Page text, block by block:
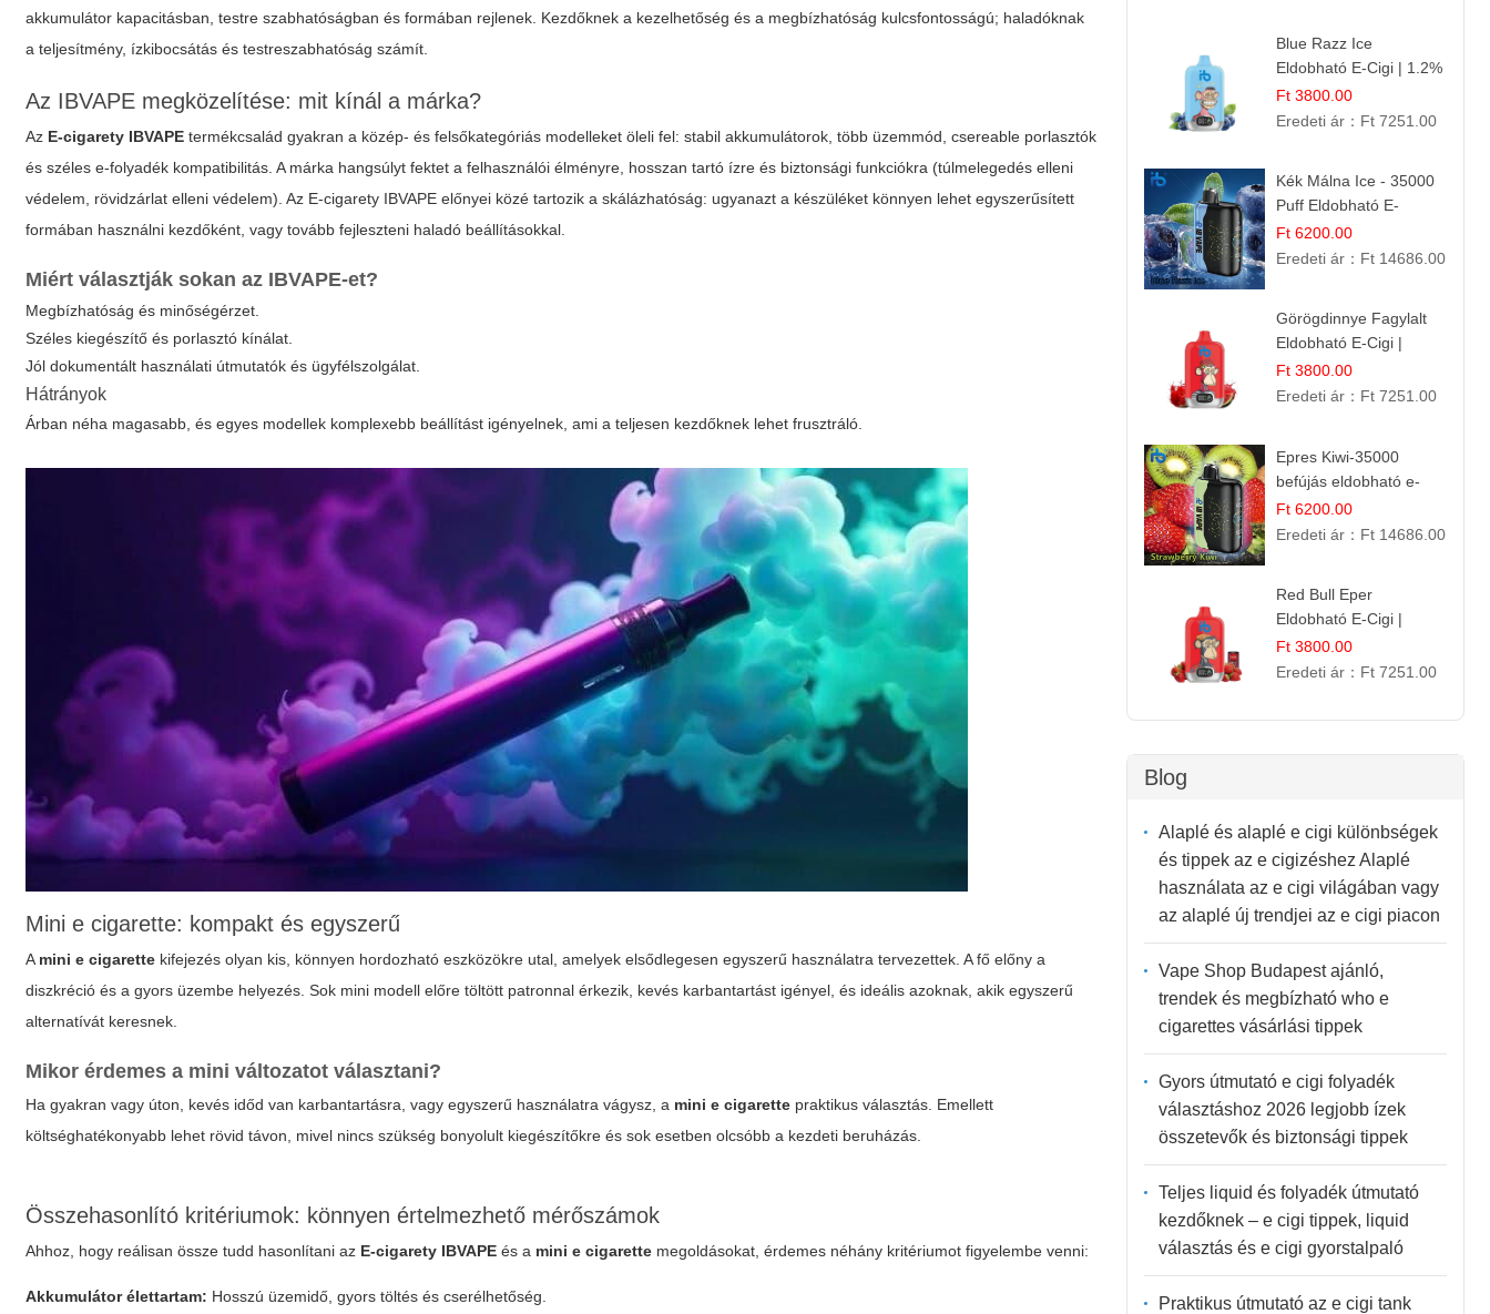
akkumulátor kapacitásban, testre szabhatóságban és formában rejlenek. Kezdőknek a kezelhetőség és a megbízhatóság kulcsfontosságú; haladóknak
a teljesítmény, ízkibocsátás és testreszabhatóság számít.
Az IBVAPE megközelítése: mit kínál a márka?
Az E-cigarety IBVAPE termékcsalád gyakran a közép- és felsőkategóriás modelleket öleli fel: stabil akkumulátorok, több üzemmód, csereable porlasztók
és széles e-folyadék kompatibilitás. A márka hangsúlyt fektet a felhasználói élményre, hosszan tartó ízre és biztonsági funkciókra (túlmelegedés elleni
védelem, rövidzárlat elleni védelem). Az E-cigarety IBVAPE előnyei közé tartozik a skálázhatóság: ugyanazt a készüléket könnyen lehet egyszerűsített
formában használni kezdőként, vagy tovább fejleszteni haladó beállításokkal.
Miért választják sokan az IBVAPE-et?
Megbízhatóság és minőségérzet.
Széles kiegészítő és porlasztó kínálat.
Jól dokumentált használati útmutatók és ügyfélszolgálat.
Hátrányok
Árban néha magasabb, és egyes modellek komplexebb beállítást igényelnek, ami a teljesen kezdőknek lehet frusztráló.
Mini e cigarette: kompakt és egyszerű
A mini e cigarette kifejezés olyan kis, könnyen hordozható eszközökre utal, amelyek elsődlegesen egyszerű használatra tervezettek. A fő előny a
diszkréció és a gyors üzembe helyezés. Sok mini modell előre töltött patronnal érkezik, kevés karbantartást igényel, és ideális azoknak, akik egyszerű
alternatívát keresnek.
Mikor érdemes a mini változatot választani?
Ha gyakran vagy úton, kevés időd van karbantartásra, vagy egyszerű használatra vágysz, a mini e cigarette praktikus választás. Emellett
költséghatékonyabb lehet rövid távon, mivel nincs szükség bonyolult kiegészítőkre és sok esetben olcsóbb a kezdeti beruházás.
Összehasonlító kritériumok: könnyen értelmezhető mérőszámok
Ahhoz, hogy reálisan össze tudd hasonlítani az E-cigarety IBVAPE és a mini e cigarette megoldásokat, érdemes néhány kritériumot figyelembe venni:
Akkumulátor élettartam: Hosszú üzemidő, gyors töltés és cserélhetőség.
Blue Razz Ice
Eldobható E-Cigi | 1.2%
Nikotin | Jéghideg
Málna Íz
Ft 3800.00
Eredeti ár： Ft 7251.00
Kék Málna Ice - 35000
Puff Eldobható E-
cigaretta | Élénkítő
Gyümölcsös
Ft 6200.00
Eredeti ár： Ft 14686.00
Görögdinnye Fagylalt
Eldobható E-Cigi |
12.000 Szívás | Édes
Vízidín Íz
Ft 3800.00
Eredeti ár： Ft 7251.00
Epres Kiwi-35000
befújás eldobható e-
cigaretta
Ft 6200.00
Eredeti ár： Ft 14686.00
Red Bull Eper
Eldobható E-Cigi |
Energiaital Íz | Készülék
Használat
Ft 3800.00
Eredeti ár： Ft 7251.00
Blog
Alaplé és alaplé e cigi különbségek
és tippek az e cigizéshez Alaplé
használata az e cigi világában vagy
az alaplé új trendjei az e cigi piacon
Vape Shop Budapest ajánló,
trendek és megbízható who e
cigarettes vásárlási tippek
Gyors útmutató e cigi folyadék
választáshoz 2026 legjobb ízek
összetevők és biztonsági tippek
Teljes liquid és folyadék útmutató
kezdőknek – e cigi tippek, liquid
választás és e cigi gyorstalpaló
Praktikus útmutató az e cigi tank